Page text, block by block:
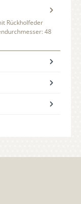
Rückholfeder
48